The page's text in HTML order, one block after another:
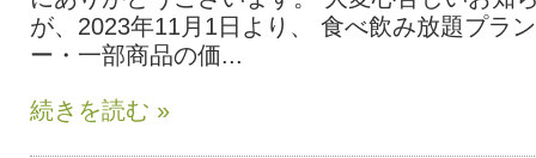
が、2023年11月1日より、 食べ飲み放題プラ
ー・一部商品の価...
続きを読む »